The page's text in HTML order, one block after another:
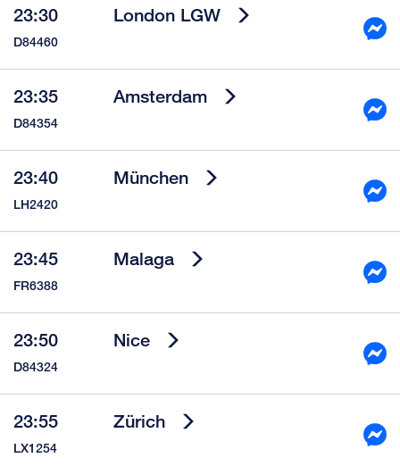
23:30 London LGW
D84460
23:35 Amsterdam
D84354
23:40 München
LH2420
23:45 Malaga
FR6388
23:50 Nice
D84324
23:55 Zürich
LX1254